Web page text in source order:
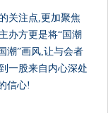
关注点,更加聚焦
办方更是将“国潮
潮”画风,让与会者
一股来自内心深处
信心!